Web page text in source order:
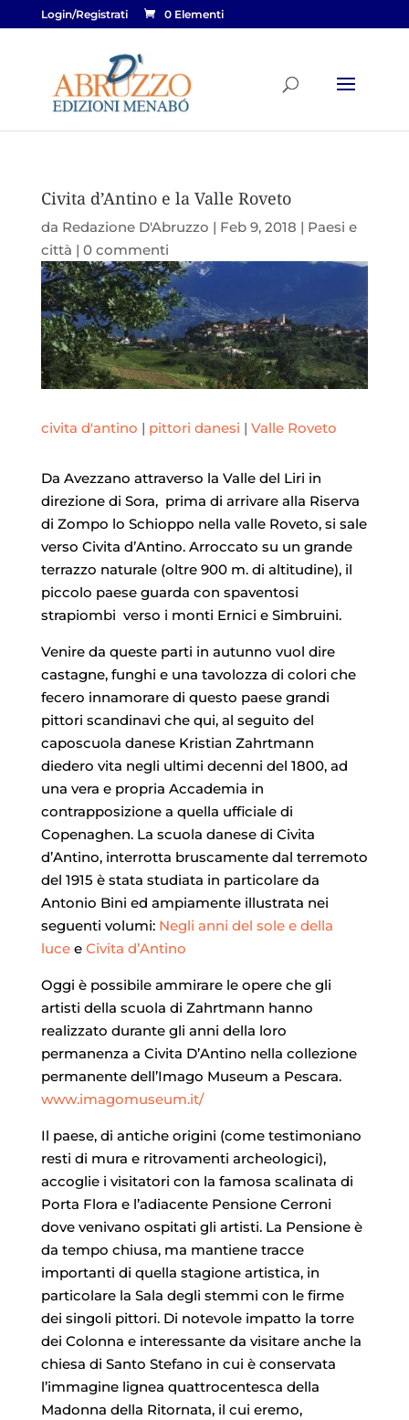
Login/Registrati 0 Elementi
Civita d’Antino e la Valle Roveto
da Redazione D'Abruzzo | Feb 9, 2018 | Paesi e
città | 0 commenti
civita d'antino | pittori danesi | Valle Roveto
Da Avezzano attraverso la Valle del Liri in
direzione di Sora, prima di arrivare alla Riserva
di Zompo lo Schioppo nella valle Roveto, si sale
verso Civita d’Antino. Arroccato su un grande
terrazzo naturale (oltre 900 m. di altitudine), il
piccolo paese guarda con spaventosi
strapiombi verso i monti Ernici e Simbruini.
Venire da queste parti in autunno vuol dire
castagne, funghi e una tavolozza di colori che
fecero innamorare di questo paese grandi
pittori scandinavi che qui, al seguito del
caposcuola danese Kristian Zahrtmann
diedero vita negli ultimi decenni del 1800, ad
una vera e propria Accademia in
contrapposizione a quella ufficiale di
Copenaghen. La scuola danese di Civita
d’Antino, interrotta bruscamente dal terremoto
del 1915 è stata studiata in particolare da
Antonio Bini ed ampiamente illustrata nei
seguenti volumi: Negli anni del sole e della
lucee Civita d’Antino
Oggi è possibile ammirare le opere che gli
artisti della scuola di Zahrtmann hanno
realizzato durante gli anni della loro
permanenza a Civita D’Antino nella collezione
permanente dell’Imago Museum a Pescara.
www.imagomuseum.it/
Il paese, di antiche origini (come testimoniano
resti di mura e ritrovamenti archeologici),
accoglie i visitatori con la famosa scalinata di
Porta Flora e l’adiacente Pensione Cerroni
dove venivano ospitati gli artisti. La Pensione è
da tempo chiusa, ma mantiene tracce
importanti di quella stagione artistica, in
particolare la Sala degli stemmi con le firme
dei singoli pittori. Di notevole impatto la torre
dei Colonna e interessante da visitare anche la
chiesa di Santo Stefano in cui è conservata
l’immagine lignea quattrocentesca della
Madonna della Ritornata, il cui eremo,